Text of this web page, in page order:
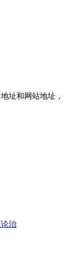
址和网站地址，
治